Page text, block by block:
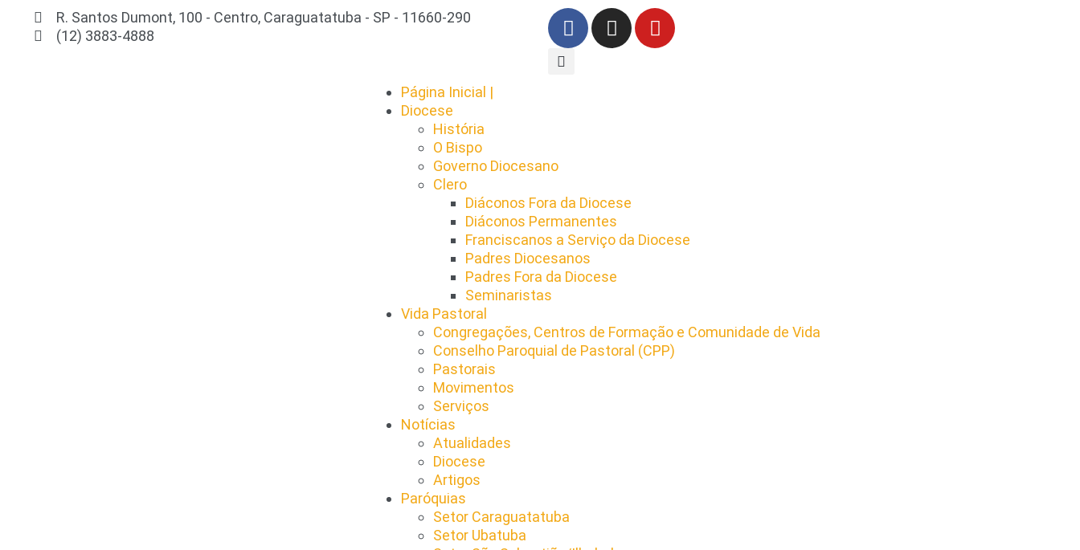
R. Santos Dumont, 100 - Centro, Caraguatatuba - SP - 11660-290
(12) 3883-4888
Página Inicial |
Diocese
História
O Bispo
Governo Diocesano
Clero
Diáconos Fora da Diocese
Diáconos Permanentes
Franciscanos a Serviço da Diocese
Padres Diocesanos
Padres Fora da Diocese
Seminaristas
Vida Pastoral
Congregações, Centros de Formação e Comunidade de Vida
Conselho Paroquial de Pastoral (CPP)​
Pastorais
Movimentos
Serviços
Notícias
Atualidades
Diocese
Artigos
Paróquias
Setor Caraguatatuba
Setor Ubatuba